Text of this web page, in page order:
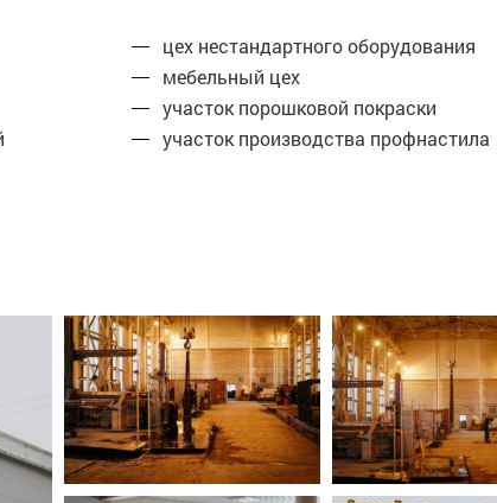
цех нестандартного оборудования
мебельный цех
участок порошковой покраски
участок производства профнастила